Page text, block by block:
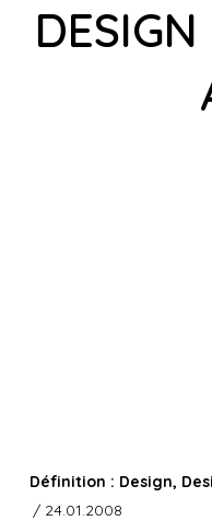
Définition : Design,
/ 24.01.2008